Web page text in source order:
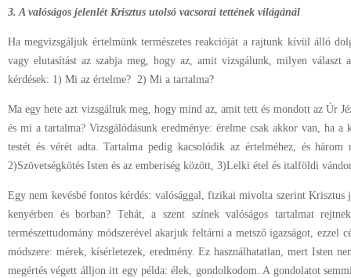
3. A valóságos jelenlét Krisztus utolsó vacsorai tettének világánál
Ha megvizsgáljuk értelmünk természetes reakcióját a rajtunk kívül álló
vagy elutasítást az szabja meg, hogy az, amit vizsgálunk, milyen választ
kérdések: 1) Mi az értelme? 2) Mi a tartalma?
Ma egy hete azt vizsgáltuk meg, hogy mind az, amit tett és mondott az Úr
és mi a tartalma? Vizsgálódásunk eredménye: érelme csak akkor van, ha a
testét és vérét adta. Tartalma pedig kacsolódik az értelméhez, és
2)Szövetségkötés Isten és az emberiség között, 3)Lelki étel és italföldi
Egy nem kevésbé fontos kérdés: valósággal, fizikai mivolta szerint Krisztus
kenyérben és borban? Tehát, a szent színek valóságos tartalmat
természettudomány módszerével akarjuk feltárni a metsző igazságot, ezzel
módszere: mérek, kísérletezek, eredmény. Ez használhatatlan, mert Isten
megértés végett álljon itt egy példa: élek, gondolkodom. A gondolatot